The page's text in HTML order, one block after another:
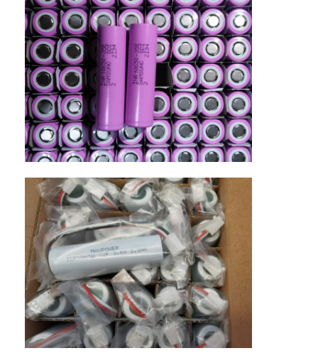
कारखाना भ्रमण
गुणवत्ता नियंत्रण
संपर्क करें
समाचार
अब बात करो
लिथियम LiFePO4 बैटरी
लिथियम आयन रिचार्जेबल बैटरी
लिथियम पॉलिमर बैटरी
ऊर्जा भंडारण बैटरी
एच बैटरी